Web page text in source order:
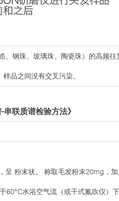
、钢珠、玻璃珠、陶瓷珠）的高频往
品之间没有交叉污染。
联质谱检验方法》
呈 粉末状。 称取毛发粉末20mg，加
60°C水浴空气流（或干式氮吹仪）